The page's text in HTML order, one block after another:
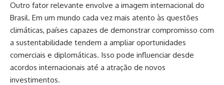
Outro fator relevante envolve a imagem internacional do
Brasil. Em um mundo cada vez mais atento às questões
climáticas, países capazes de demonstrar compromisso com
a sustentabilidade tendem a ampliar oportunidades
comerciais e diplomáticas. Isso pode influenciar desde
acordos internacionais até a atração de novos
investimentos.